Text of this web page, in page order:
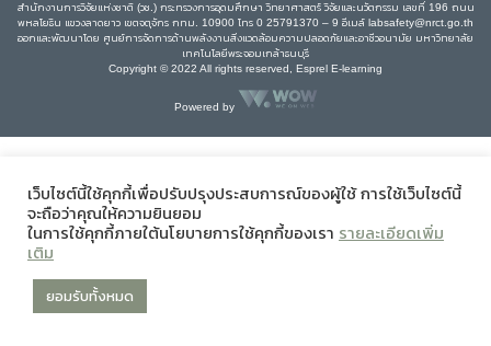
สำนักงานการวิจัยแห่งชาติ (วช.) กระทรวงการอุดมศึกษา วิทยาศาสตร์ วิจัยและนวัตกรรม เลขที่ 196 ถนน
พหลโยธิน แขวงลาดยาว เขตจตุจักร กทม. 10900 โทร 0 25791370 – 9 อีเมล์ labsafety@nrct.go.th
ออกและพัฒนาโดย ศูนย์การจัดการด้านพลังงานสิ่งแวดล้อมความปลอดภัยและอาชีวอนามัย มหาวิทยาลัย
เทคโนโลยีพระจอมเกล้าธนบุรี
Copyright © 2022 All rights reserved, Esprel E-learning
Powered by
เว็บไซต์นี้ใช้คุกกี้เพื่อปรับปรุงประสบการณ์ของผู้ใช้ การใช้เว็บไซต์นี้
จะถือว่าคุณให้ความยินยอม
ในการใช้คุกกี้ภายใต้นโยบายการใช้คุกกี้ของเรา รายละเอียดเพิ่ม
เติม
ยอมรับทั้งหมด